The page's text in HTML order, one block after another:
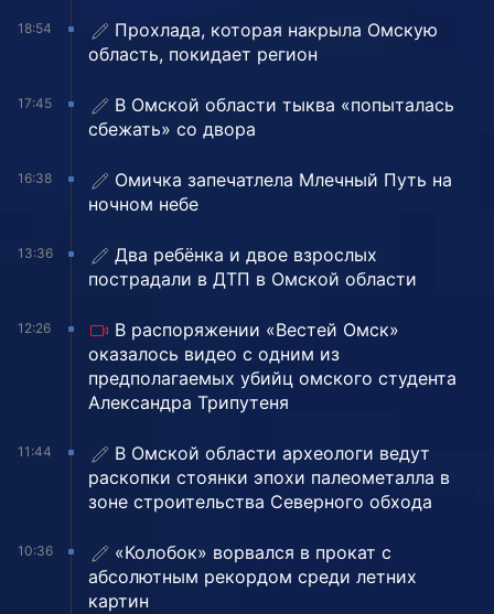
18:54
Прохлада, которая накрыла Омскую
область, покидает регион
17:45
В Омской области тыква «попыталась
сбежать» со двора
16:38
Омичка запечатлела Млечный Путь на
ночном небе
13:36
Два ребёнка и двое взрослых
пострадали в ДТП в Омской области
12:26
В распоряжении «Вестей Омск»
оказалось видео с одним из
предполагаемых убийц омского студента
Александра Трипутеня
11:44
В Омской области археологи ведут
раскопки стоянки эпохи палеометалла в
зоне строительства Северного обхода
10:36
«Колобок» ворвался в прокат с
абсолютным рекордом среди летних
картин